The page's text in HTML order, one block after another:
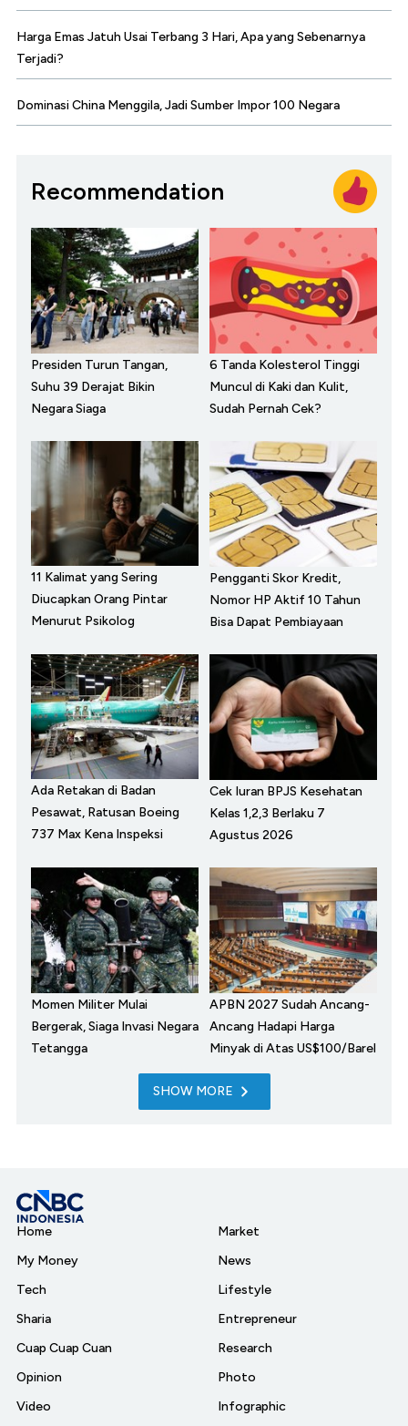
Harga Emas Jatuh Usai Terbang 3 Hari, Apa yang Sebenarnya
Terjadi?
Dominasi China Menggila, Jadi Sumber Impor 100 Negara
Recommendation
Presiden Turun Tangan,
Suhu 39 Derajat Bikin
Negara Siaga
6 Tanda Kolesterol Tinggi
Muncul di Kaki dan Kulit,
Sudah Pernah Cek?
11 Kalimat yang Sering
Diucapkan Orang Pintar
Menurut Psikolog
Pengganti Skor Kredit,
Nomor HP Aktif 10 Tahun
Bisa Dapat Pembiayaan
Ada Retakan di Badan
Pesawat, Ratusan Boeing
737 Max Kena Inspeksi
Cek Iuran BPJS Kesehatan
Kelas 1,2,3 Berlaku 7
Agustus 2026
Momen Militer Mulai
Bergerak, Siaga Invasi Negara
Tetangga
APBN 2027 Sudah Ancang-
Ancang Hadapi Harga
Minyak di Atas US$100/Barel
SHOW MORE
Home
My Money
Tech
Sharia
Cuap Cuap Cuan
Opinion
Video
Market
News
Lifestyle
Entrepreneur
Research
Photo
Infographic